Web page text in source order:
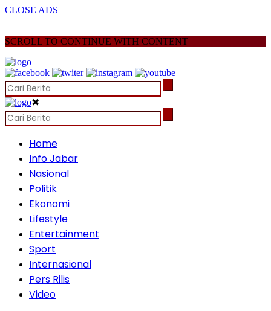
CLOSE ADS
SCROLL TO CONTINUE WITH CONTENT
✖
Home
Info Jabar
Nasional
Politik
Ekonomi
Lifestyle
Entertainment
Sport
Internasional
Pers Rilis
Video